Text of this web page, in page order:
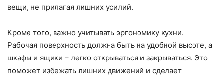
вещи, не прилагая лишних усилий.
Кроме того, важно учитывать эргономику кухни.
Рабочая поверхность должна быть на удобной высоте, а
шкафы и ящики – легко открываться и закрываться. Это
поможет избежать лишних движений и сделает